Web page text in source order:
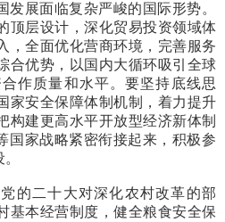
发展面临复杂严峻的国际形势。
顶层设计，深化贸易投资领域体
，全面优化营商环境，完善服务
合优势，以国内大循环吸引全球
作质量和水平。要坚持底线思
家安全保障体制机制，着力提升
构建更高水平开放型经济新体制
国家战略紧密衔接起来，积极参
的二十大对深化农村改革的部
基本经营制度，健全粮食安全保